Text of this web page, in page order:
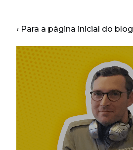
‹ Para a página inicial do blog